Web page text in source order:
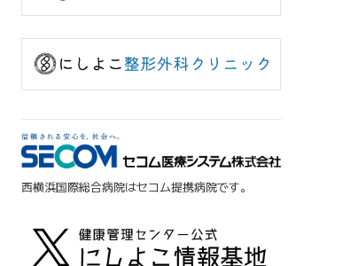
西横浜国際総合病院はセコム提携病院です。